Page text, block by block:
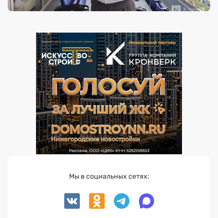
Мы в социальных сетях: